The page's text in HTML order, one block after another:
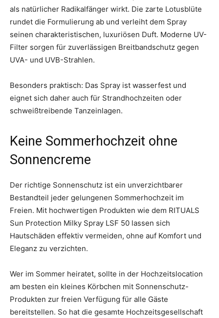
als natürlicher Radikalfänger wirkt. Die zarte Lotusblüte
rundet die Formulierung ab und verleiht dem Spray
seinen charakteristischen, luxuriösen Duft. Moderne UV-
Filter sorgen für zuverlässigen Breitbandschutz gegen
UVA- und UVB-Strahlen.
Besonders praktisch: Das Spray ist wasserfest und
eignet sich daher auch für Strandhochzeiten oder
schweißtreibende Tanzeinlagen.
Keine Sommerhochzeit ohne
Sonnencreme
Der richtige Sonnenschutz ist ein unverzichtbarer
Bestandteil jeder gelungenen Sommerhochzeit im
Freien. Mit hochwertigen Produkten wie dem RITUALS
Sun Protection Milky Spray LSF 50 lassen sich
Hautschäden effektiv vermeiden, ohne auf Komfort und
Eleganz zu verzichten.
Wer im Sommer heiratet, sollte in der Hochzeitslocation
am besten ein kleines Körbchen mit Sonnenschutz-
Produkten zur freien Verfügung für alle Gäste
bereitstellen. So hat die gesamte Hochzeitsgesellschaft